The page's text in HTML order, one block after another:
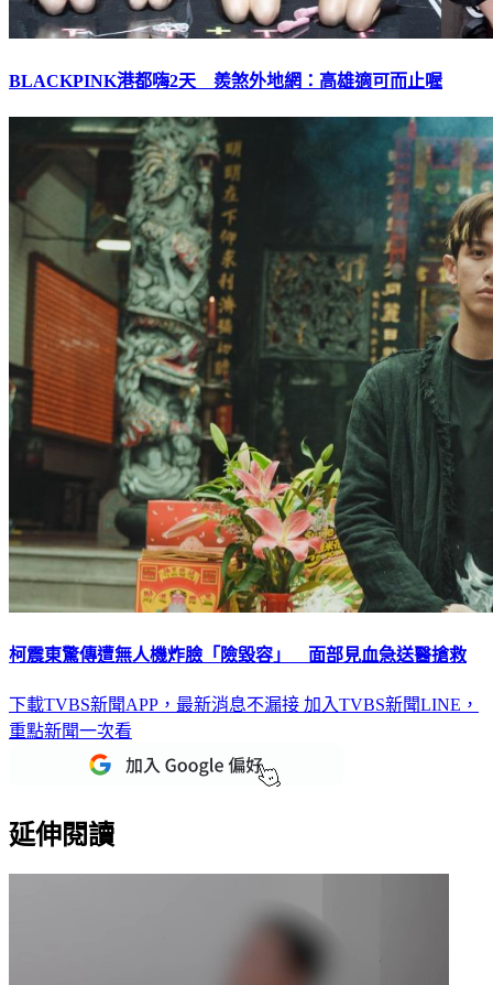
BLACKPINK港都嗨2天 羨煞外地網：高雄適可而止喔
柯震東驚傳遭無人機炸臉「險毀容」 面部見血急送醫搶救
下載TVBS新聞APP，最新消息不漏接 加入TVBS新聞LINE，
重點新聞一次看
延伸閱讀